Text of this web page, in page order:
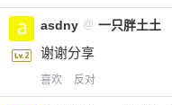
asdny @ 一只胖土土
谢谢分享
喜欢 反对